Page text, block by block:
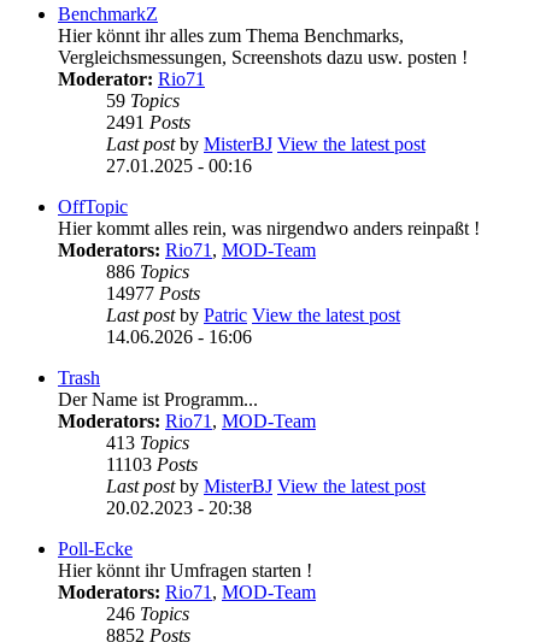
BenchmarkZ
Hier könnt ihr alles zum Thema Benchmarks,
Vergleichsmessungen, Screenshots dazu usw. posten !
Moderator: Rio71
59 Topics
2491 Posts
Last postby MisterBJ View the latest post
27.01.2025 - 00:16
OffTopic
Hier kommt alles rein, was nirgendwo anders reinpaßt !
Moderators: Rio71, MOD-Team
886 Topics
14977 Posts
Last postby Patric View the latest post
14.06.2026 - 16:06
Trash
Der Name ist Programm...
Moderators: Rio71, MOD-Team
413 Topics
11103 Posts
Last postby MisterBJ View the latest post
20.02.2023 - 20:38
Poll-Ecke
Hier könnt ihr Umfragen starten !
Moderators: Rio71, MOD-Team
246 Topics
8852 Posts